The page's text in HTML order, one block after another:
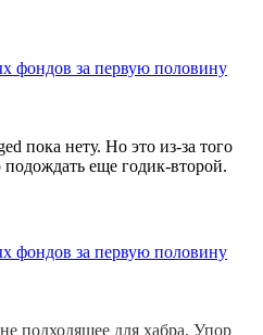
фондов за первую половину
пока нету. Но это из-за того
еще годик-второй.
фондов за первую половину
подходящее для хабра. Упор